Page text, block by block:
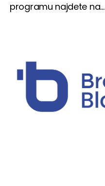
programu najdete na...